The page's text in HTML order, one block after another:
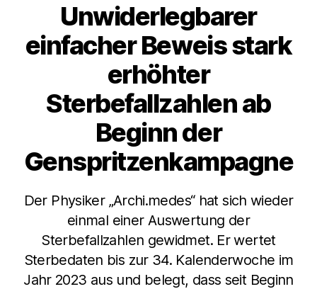
Unwiderlegbarer
einfacher Beweis stark
erhöhter
Sterbefallzahlen ab
Beginn der
Genspritzenkampagne
Der Physiker „Archi.medes“ hat sich wieder
einmal einer Auswertung der
Sterbefallzahlen gewidmet. Er wertet
Sterbedaten bis zur 34. Kalenderwoche im
Jahr 2023 aus und belegt, dass seit Beginn